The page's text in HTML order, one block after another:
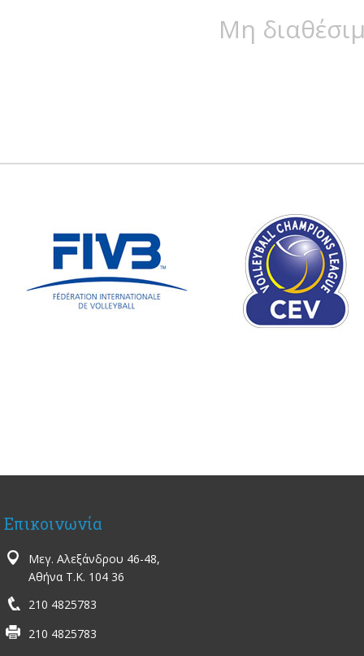
Μη
Επικοινωνία
Μεγ. Αλεξάνδρου 46-48,
Αθήνα Τ.Κ. 104 36
210 4825783
210 4825783